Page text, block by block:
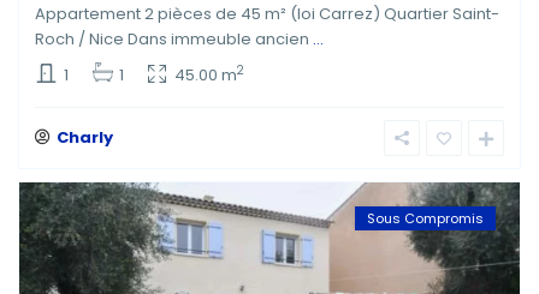
Appartement 2 pièces de 45 m² (loi Carrez) Quartier Saint-
Roch / Nice Dans immeuble ancien ...
1
1 45.00 m2
Charly
Sous Compromis